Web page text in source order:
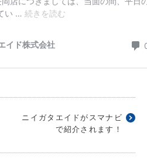
ニイガタエイドがスマナビ
で紹介されます！